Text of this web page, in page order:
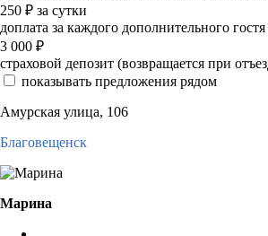
250 ₽ за сутки
доплата за каждого дополнительного
3 000 ₽
страховой депозит (возвращается при
показывать предложения рядом
Амурская улица, 106
Благовещенск
Марина